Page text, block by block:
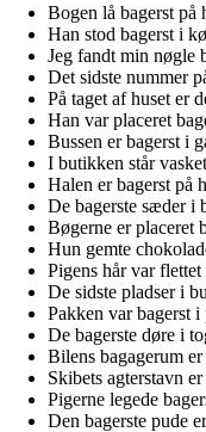
Bogen lå bagerst på
Han stod bagerst i
Jeg fandt min nøgle
Det sidste nummer
På taget af huset er
Han var placeret
Bussen er bagerst i
I butikken står
Halen er bagerst på
De bagerste sæder i
Bøgerne er placeret
Hun gemte
Pigens hår var flettet
De sidste pladser i
Pakken var bagerst i
De bagerste døre i
Bilens bagagerum er
Skibets agterstavn
Pigerne legede
Den bagerste pude